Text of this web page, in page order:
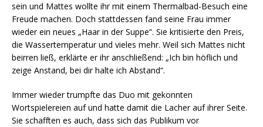
sein und Mattes wollte ihr mit einem Thermalbad-Besuch eine
Freude machen. Doch stattdessen fand seine Frau immer
wieder ein neues „Haar in der Suppe“. Sie kritisierte den Preis,
die Wassertemperatur und vieles mehr. Weil sich Mattes nicht
beirren ließ, erklärte er ihr anschließend: „Ich bin höflich und
zeige Anstand, bei dir halte ich Abstand“.
Immer wieder trumpfte das Duo mit gekonnten
Wortspielereien auf und hatte damit die Lacher auf ihrer Seite.
Sie schafften es auch, dass sich das Publikum vor